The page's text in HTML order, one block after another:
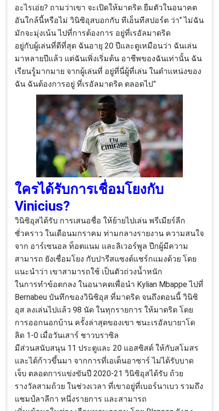
อะไรเอ่ย? ถามว่าเขา จะเปิดให้มาดริด ยืมตัวในอนาคต
อันใกล้นี้หรือไม่ วินิซิอุสบอกกับ ทีเอ็นทีสปอร์ต ว่า“ ไม่ฉัน
มักจะมุ่งเน้น ไปที่การต้องการ อยู่ที่เรอัลมาดริด
อยู่กับผู้เล่นที่ดีที่สุด ฉันอายุ 20 ปีและดูเหมือนว่า ฉันเล่น
มาหลายปีแล้ว แต่ฉันเพิ่งเริ่มต้น อาชีพของฉันเท่านั้น ฉัน
เรียนรู้มากมาย จากผู้เล่นที่ อยู่ที่นี่ผู้ที่เล่น ในตำแหน่งของ
ฉัน ฉันต้องการอยู่ ที่เรอัลมาดริด ตลอดไป”
ใครได้รับการเชื่อมโยงกับ
Vinicius?
วินิซิอุสได้รับ การเสนอชื่อ ให้ย้ายไปเล่น พรีเมียร์ลีก
ชั่วคราว ในเดือนมกราคม ท่ามกลางรายงาน ความสนใจ
จาก อาร์เซนอล ท็อตแนม และลิเวอร์พูล ปีกผู้มีความ
สามารถ ยังเชื่อมโยง กับปารีสแซงต์แชร์กแมงด้วย โดย
แนะนำว่า เขาสามารถใช้ เป็นตัวถ่วงน้ำหนัก
ในการทำข้อตกลง ในอนาคตเพื่อนำ Kylian Mbappe ไปที่
Bernabeu บันทึกของวินิซิอุส ที่มาดริด จนถึงตอนนี้ วินิซิ
อุส ลงเล่นไปแล้ว 98 นัด ในทุกรายการ ให้มาดริด โดย
การออกนอกบ้าน ครั้งล่าสุดของเขา ชนะเรอัลบายาโด
ลิด 1-0 เมื่อวันเสาร์ ชาวบราซิล
มีส่วนสนับสนุน 11 ประตูและ 20 แอสซิสต์ ให้กับสโมสร
และได้ก้าวขึ้นมา จากการที่เอเด็นอาซาร์ ไม่ได้รับบาด
เจ็บ ตลอดการแข่งขันปี 2020-21 วินิซิอุสได้รับ ถ้วย
รางวัลสามถ้วย ในช่วงเวลา ที่เขาอยู่ที่เบอร์นาเบว รวมถึง
แชมป์ลาลีกา หนึ่งรายการ และสามารถ